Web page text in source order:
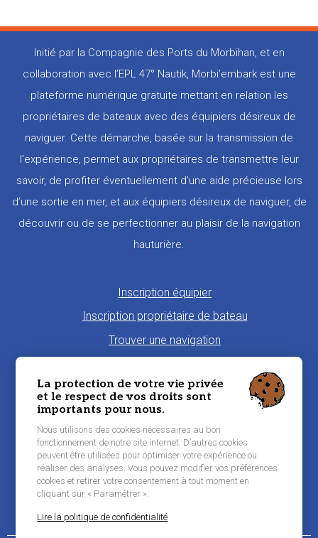
Initié par la Compagnie des Ports du Morbihan, et en
collaboration avec l’EPL 47° Nautik, Morbi’embark est une
plateforme numérique gratuite mettant en relation les
propriétaires de bateaux avec des équipiers désireux de
naviguer. Cette démarche, basée sur la transmission de
l’expérience, permet aux propriétaires de transmettre leur
savoir, de profiter éventuellement d’une aide précieuse lors
d’une sortie en mer, et aux équipiers désireux de naviguer, de
découvrir ou de se perfectionner au plaisir de la navigation
hauturière.
Inscription équipier
Inscription propriétaire de bateau
Trouver une navigation
La charte Morbi'Embark
Niveau de pratique maritime
Conditions générales d'utilisation
Contacter Morbi’Embark
Mentions légales
La protection de votre vie privée
et le respect de vos droits sont
importants pour nous.
Nous utilisons des cookies nécessaires au bon
fonctionnement de notre site internet. D’autres cookies
peuvent être utilisées pour optimiser votre expérience ou
réaliser des analyses. Vous pouvez modifier vos préférences
cookies et retirer votre consentement à tout moment en
cliquant sur « Paramétrer ».
Lire la politique de confidentialité